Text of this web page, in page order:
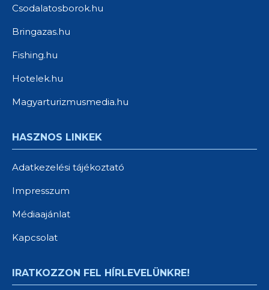
Csodalatosborok.hu
Bringazas.hu
Fishing.hu
Hotelek.hu
Magyarturizmusmedia.hu
HASZNOS LINKEK
Adatkezelési tájékoztató
Impresszum
Médiaajánlat
Kapcsolat
IRATKOZZON FEL HÍRLEVELÜNKRE!